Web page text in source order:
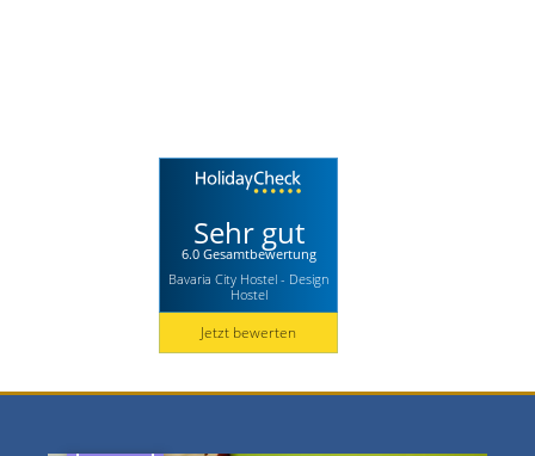
Sehr gut
6.0 Gesamtbewertung
Bavaria City Hostel - Design
Hostel
Jetzt bewerten